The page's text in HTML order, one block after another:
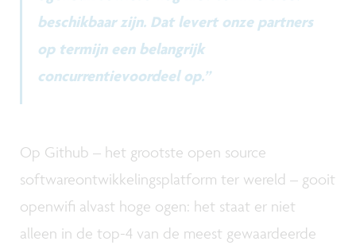
beschikbaar zijn. Dat levert onze partners
op termijn een belangrijk
concurrentievoordeel op.”
Op Github – het grootste open source
softwareontwikkelingsplatform ter wereld – gooit
openwifi alvast hoge ogen: het staat er niet
alleen in de top-4 van de meest gewaardeerde